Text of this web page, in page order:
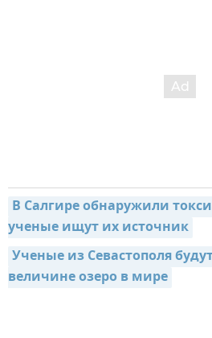
В Салгире обнаружили
ученые ищут их источник
Ученые из Севастополя
величине озеро в мире